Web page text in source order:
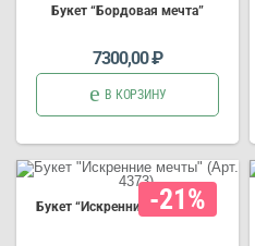
Букет “Бордовая мечта”
7300,00₽
В КОРЗИНУ
-21%
Букет “Искренние мечты” (Арт. 4373)